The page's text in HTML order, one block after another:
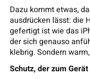
Dazu kommt etwas,
ausdrücken lässt: die
gefertigt ist wie das
der sich genauso
klebrig. Sondern
Schutz, der zum